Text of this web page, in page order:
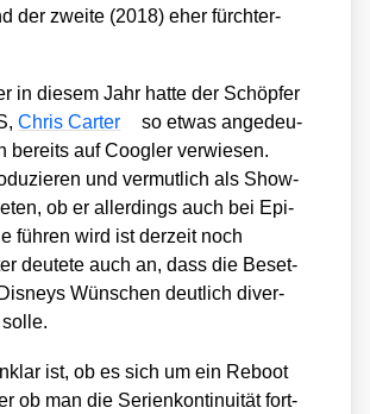
der zwei­te (2018) eher fürch­ter­
in die­sem Jahr hat­te der Schöp­fer
Chris Car­ter
so etwas ange­deu­
bereits auf Coog­ler ver­wie­sen.
und ver­mut­lich als Show­
ob er aller­dings auch bei Epi­
füh­ren wird ist der­zeit noch
deu­te­te auch an, dass die Beset­
Wün­schen deut­lich diver­
ist, ob es sich um ein Reboot
ob man die Seri­en­kon­ti­nui­tät fort­